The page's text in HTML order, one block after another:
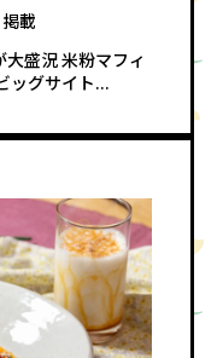
載
盛況 米粉マフィ
ッグサイト...